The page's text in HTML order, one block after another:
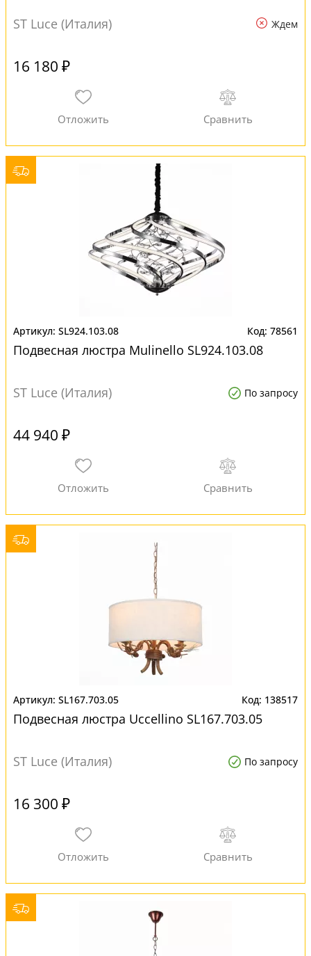
ST Luce (Италия) Ждем
16 180 ₽
SL924.103.08 78561
Подвесная люстра Mulinello SL924.103.08
ST Luce (Италия) По запросу
44 940 ₽
SL167.703.05 138517
Подвесная люстра Uccellino SL167.703.05
ST Luce (Италия) По запросу
16 300 ₽